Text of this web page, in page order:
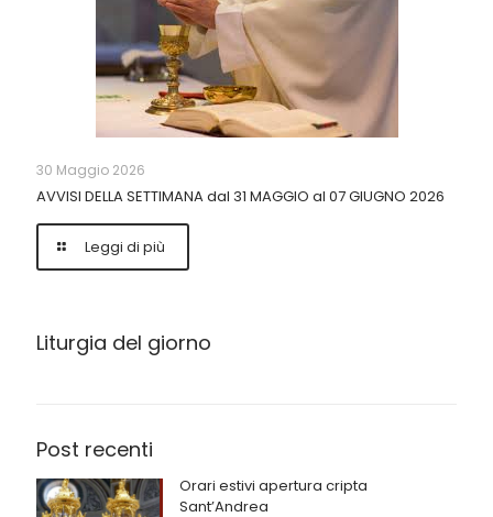
30 Maggio 2026
AVVISI DELLA SETTIMANA dal 31 MAGGIO al 07 GIUGNO 2026
Leggi di più
Liturgia del giorno
Post recenti
Orari estivi apertura cripta
Sant’Andrea